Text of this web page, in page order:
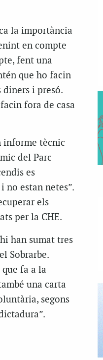
la importància
en compte
fent una
que ho facin
diners i presó.
fora de casa
informe tècnic
del Parc
es
no estan netes”.
els
per la CHE.
han sumat tres
Sobrarbe.
fa a la
una carta
segons